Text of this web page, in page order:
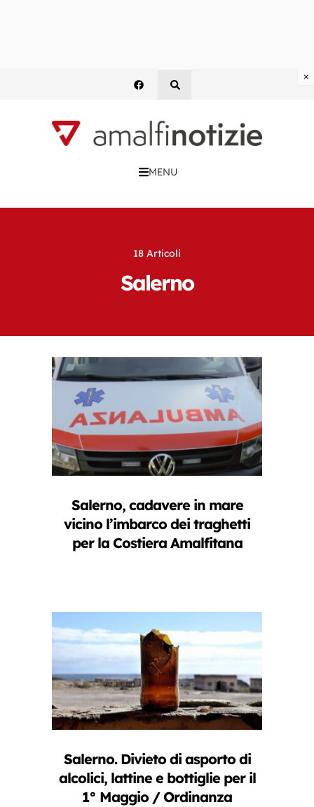
MENU
18 Articoli
Salerno
Salerno, cadavere in mare
vicino l’imbarco dei traghetti
per la Costiera Amalfitana
Salerno. Divieto di asporto di
alcolici, lattine e bottiglie per il
1° Maggio / Ordinanza
×